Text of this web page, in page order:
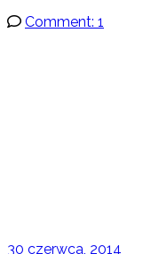
Comment: 1
30 czerwca, 2014